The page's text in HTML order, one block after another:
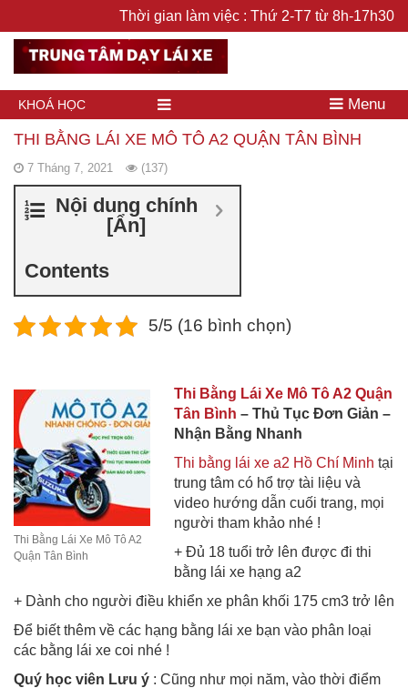
Thời gian làm việc : Thứ 2-T7 từ 8h-17h30
KHOÁ HỌC Menu
THI BẰNG LÁI XE MÔ TÔ A2 QUẬN TÂN BÌNH
7 Tháng 7, 2021 (137)
Nội dung chính
[Ẩn]
Contents
5/5 (16 bình chọn)
Thi Bằng Lái Xe Mô Tô A2
Quận Tân Bình
Thi Bằng Lái Xe Mô Tô A2 Quận
Tân Bình – Thủ Tục Đơn Giản –
Nhận Bằng Nhanh
Thi bằng lái xe a2 Hồ Chí Minh tại
trung tâm có hổ trợ tài liệu và
video hướng dẫn cuối trang, mọi
người tham khảo nhé !
+ Đủ 18 tuổi trở lên được đi thi
bằng lái xe hạng a2
+ Dành cho người điều khiển xe phân khối 175 cm3 trở lên
Để biết thêm về các hạng bằng lái xe bạn vào phân loại
các bằng lái xe coi nhé !
Quý học viên Lưu ý : Cũng như mọi năm, vào thời điểm